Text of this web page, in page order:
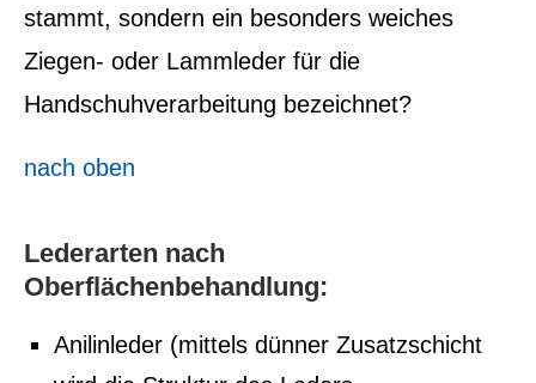
stammt, sondern ein besonders weiches
Ziegen- oder Lammleder für die
Handschuhverarbeitung bezeichnet?
nach oben
Lederarten nach
Oberflächenbehandlung:
Anilinleder (mittels dünner Zusatzschicht